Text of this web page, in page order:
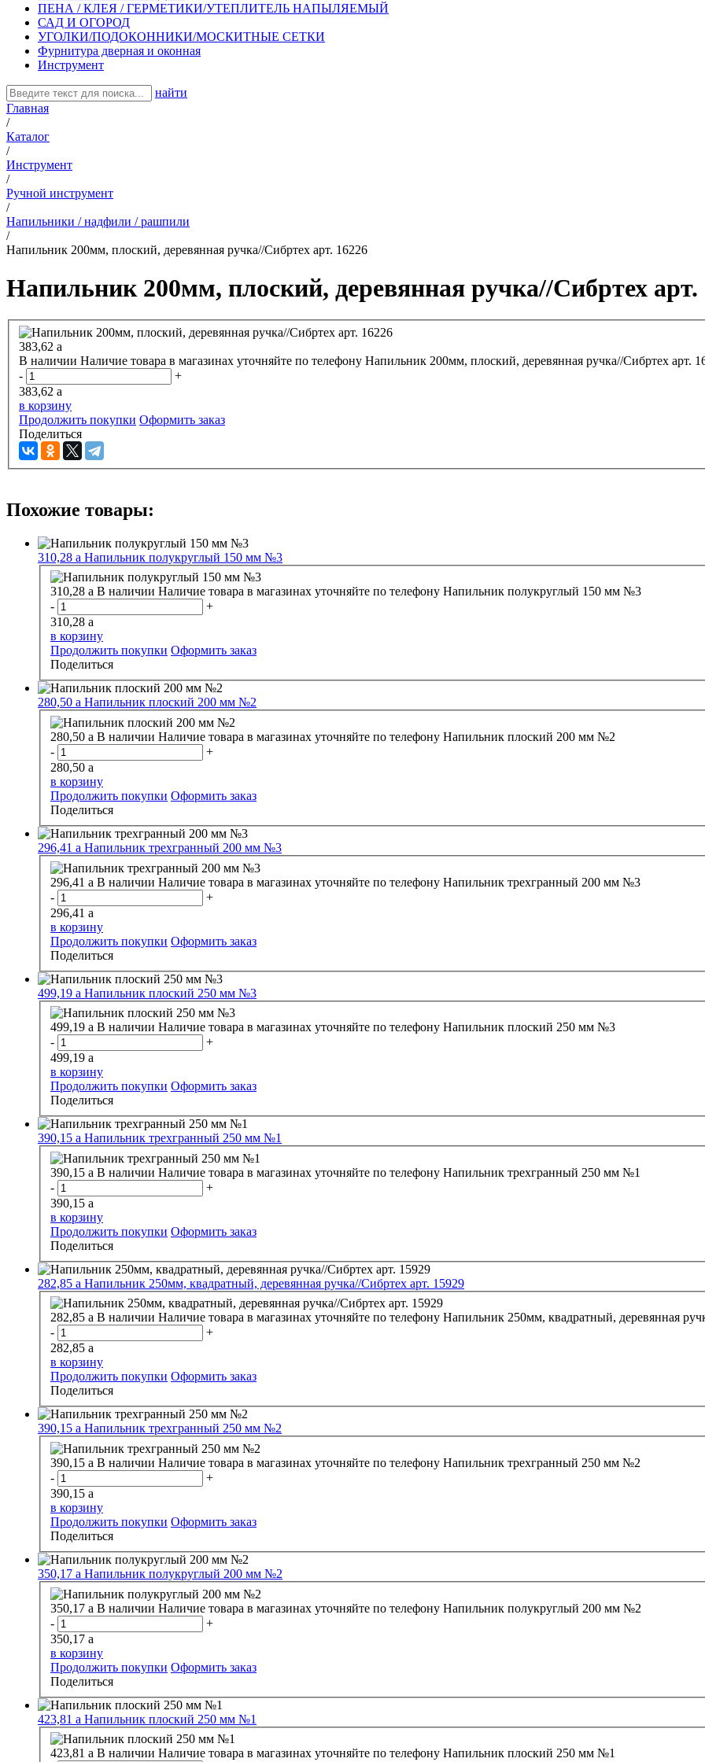
ПЕНА / КЛЕЯ / ГЕРМЕТИКИ/УТЕПЛИТЕЛЬ НАПЫЛЯЕМЫЙ
САД И ОГОРОД
УГОЛКИ/ПОДОКОННИКИ/МОСКИТНЫЕ СЕТКИ
Фурнитура дверная и оконная
Инструмент
найти
Главная
/
Каталог
/
Инструмент
/
Ручной инструмент
/
Напильники / надфили / рашпили
/
Напильник 200мм, плоский, деревянная ручка//Сибртех арт. 16226
Напильник 200мм, плоский, деревянная ручка//Сибртех арт.
383,62 a
В наличии Наличие товара в магазинах уточняйте по телефону Напильник 200мм, плоский, деревянная ручка//Сибртех арт.
-
+
383,62 a
в корзину
Продолжить покупки Оформить заказ
Поделиться
Похожие товары:
310,28 a Напильник полукруглый 150 мм №3
310,28 a В наличии Наличие товара в магазинах уточняйте по телефону Напильник полукруглый 150 мм №3
-
+
310,28 a
в корзину
Продолжить покупки Оформить заказ
Поделиться
280,50 a Напильник плоский 200 мм №2
280,50 a В наличии Наличие товара в магазинах уточняйте по телефону Напильник плоский 200 мм №2
-
+
280,50 a
в корзину
Продолжить покупки Оформить заказ
Поделиться
296,41 a Напильник трехгранный 200 мм №3
296,41 a В наличии Наличие товара в магазинах уточняйте по телефону Напильник трехгранный 200 мм №3
-
+
296,41 a
в корзину
Продолжить покупки Оформить заказ
Поделиться
499,19 a Напильник плоский 250 мм №3
499,19 a В наличии Наличие товара в магазинах уточняйте по телефону Напильник плоский 250 мм №3
-
+
499,19 a
в корзину
Продолжить покупки Оформить заказ
Поделиться
390,15 a Напильник трехгранный 250 мм №1
390,15 a В наличии Наличие товара в магазинах уточняйте по телефону Напильник трехгранный 250 мм №1
-
+
390,15 a
в корзину
Продолжить покупки Оформить заказ
Поделиться
282,85 a Напильник 250мм, квадратный, деревянная ручка//Сибртех арт. 15929
282,85 a В наличии Наличие товара в магазинах уточняйте по телефону Напильник 250мм, квадратный, деревянная
-
+
282,85 a
в корзину
Продолжить покупки Оформить заказ
Поделиться
390,15 a Напильник трехгранный 250 мм №2
390,15 a В наличии Наличие товара в магазинах уточняйте по телефону Напильник трехгранный 250 мм №2
-
+
390,15 a
в корзину
Продолжить покупки Оформить заказ
Поделиться
350,17 a Напильник полукруглый 200 мм №2
350,17 a В наличии Наличие товара в магазинах уточняйте по телефону Напильник полукруглый 200 мм №2
-
+
350,17 a
в корзину
Продолжить покупки Оформить заказ
Поделиться
423,81 a Напильник плоский 250 мм №1
423,81 a В наличии Наличие товара в магазинах уточняйте по телефону Напильник плоский 250 мм №1